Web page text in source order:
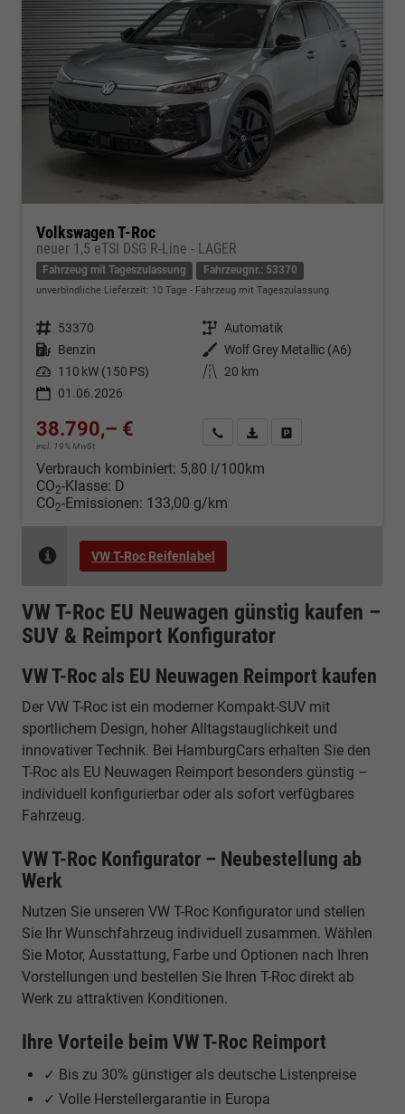
Volkswagen T-Roc
neuer 1,5 eTSI DSG R-Line - LAGER
Fahrzeug mit Tageszulassung Fahrzeugnr.: 53370
unverbindliche Lieferzeit: 10 Tage Fahrzeug mit Tageszulassung
Fahrzeugnr. 53370 Getriebe Automatik
Kraftstoff Benzin Außenfarbe Wolf Grey Metallic (A6)
Leistung 110 kW (150 PS) Kilometerstand
20 km
01.06.2026
38.790,– €
incl. 19% MwSt.
Kontakt & Angebot anfordern
PDF-Datei, Fahrzeugexposé
Verbrauch kombiniert: 5,80 l/100km
CO2-Klasse: D
CO2-Emissionen: 133,00 g/km
VW T-Roc Reifenlabel
VW T-Roc EU Neuwagen günstig kaufen –
SUV & Reimport Konfigurator
VW T-Roc als EU Neuwagen Reimport kaufen
Der VW T-Roc ist ein moderner Kompakt-SUV mit
sportlichem Design, hoher Alltagstauglichkeit und
innovativer Technik. Bei HamburgCars erhalten Sie den
T-Roc als EU Neuwagen Reimport besonders günstig –
individuell konfigurierbar oder als sofort verfügbares
Fahrzeug.
VW T-Roc Konfigurator – Neubestellung ab
Werk
Nutzen Sie unseren VW T-Roc Konfigurator und stellen
Sie Ihr Wunschfahrzeug individuell zusammen. Wählen
Sie Motor, Ausstattung, Farbe und Optionen nach Ihren
Vorstellungen und bestellen Sie Ihren T-Roc direkt ab
Werk zu attraktiven Konditionen.
Ihre Vorteile beim VW T-Roc Reimport
✓ Bis zu 30% günstiger als deutsche Listenpreise
✓ Volle Herstellergarantie in Europa